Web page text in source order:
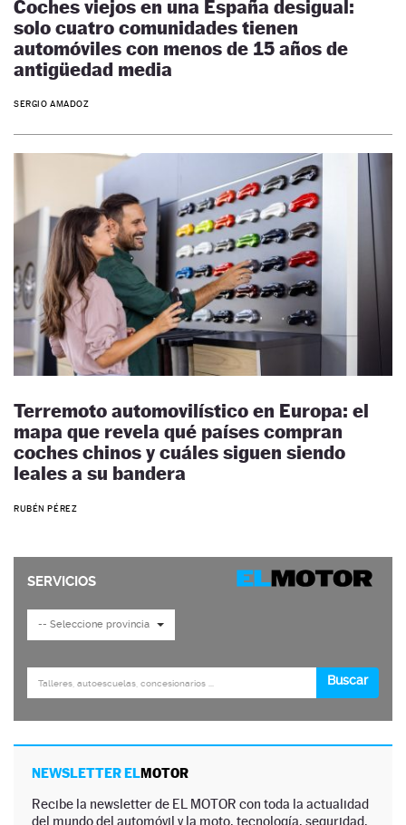
Coches viejos en una España desigual:
solo cuatro comunidades tienen
automóviles con menos de 15 años de
antigüedad media
SERGIO AMADOZ
Terremoto automovilístico en Europa: el
mapa que revela qué países compran
coches chinos y cuáles siguen siendo
leales a su bandera
RUBÉN PÉREZ
NEWSLETTER ELMOTOR
Recibe la newsletter de EL MOTOR con toda la actualidad
del mundo del automóvil y la moto, tecnología, seguridad,